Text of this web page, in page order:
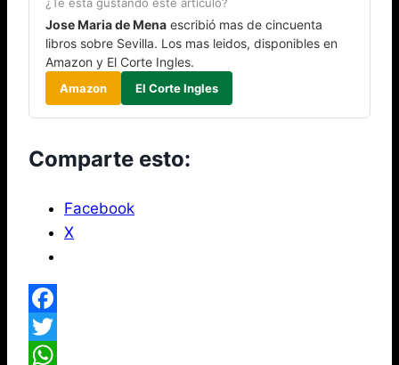
Jose Maria de Mena escribió mas de cincuenta
libros sobre Sevilla. Los mas leidos, disponibles en
Amazon y El Corte Ingles.
Amazon El Corte Ingles
Comparte esto:
Facebook
X
Facebook
Twitter